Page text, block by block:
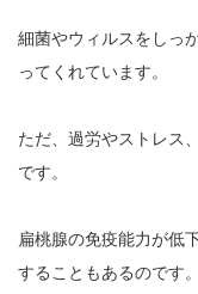
細菌やウィルスをしっ
ってくれています。
ただ、過労やストレス
です。
扁桃腺の免疫能力が低
することもあるのです。